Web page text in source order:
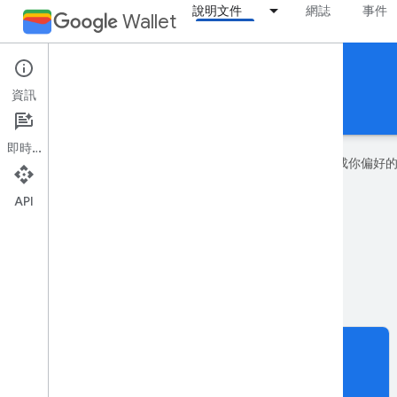
Wallet 說明文件 網誌 事件
登機證
指南
Google 會運用 AI 技術將內容翻譯成你偏好
資訊
即時通訊
API